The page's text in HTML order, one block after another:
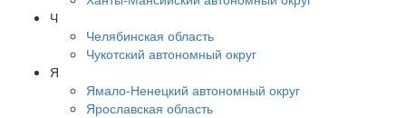
Ч
Челябинская область
Чукотский автономный округ
Я
Ямало-Ненецкий автономный округ
Ярославская область